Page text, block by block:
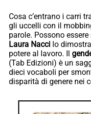
Cosa c’entrano i carri
gli uccelli con il
parole. Possono essere
Laura Nacci lo
potere al lavoro. Il
(Tab Edizioni) è un
dieci vocaboli per
disparità di genere nei